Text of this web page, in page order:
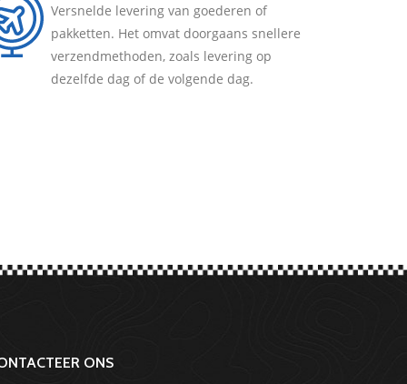
Versnelde levering van goederen of
pakketten. Het omvat doorgaans snellere
verzendmethoden, zoals levering op
dezelfde dag of de volgende dag.
ONS